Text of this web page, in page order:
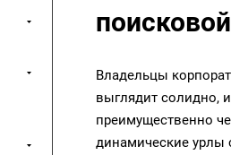
Владельцы
выглядит солидно,
преимущественно
динамические урлы